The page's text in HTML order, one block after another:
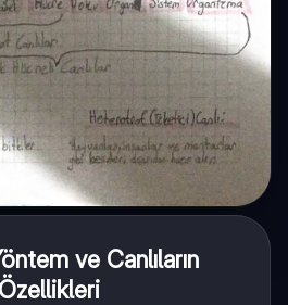
ve Canlıların
Özellikleri